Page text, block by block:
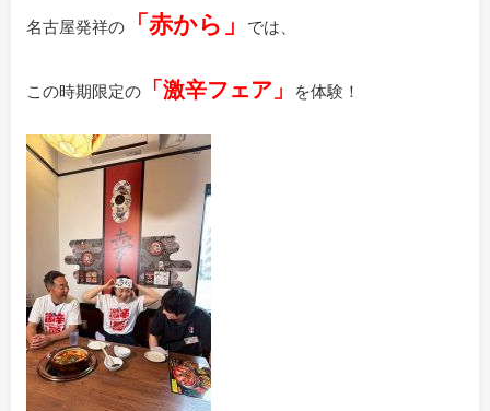
名古屋発祥の「赤から」 では、
この時期限定の「激辛フェア」 を体験！